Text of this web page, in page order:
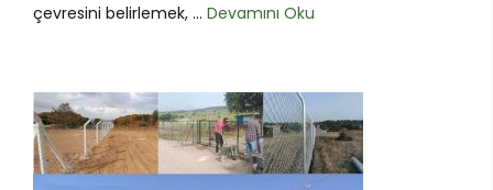
çevresini belirlemek, ... Devamını Oku